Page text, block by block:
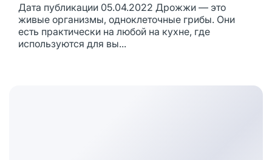
Дата публикации 05.04.2022 Дрожжи — это
живые организмы, одноклеточные грибы. Они
есть практически на любой на кухне, где
используются для вы...